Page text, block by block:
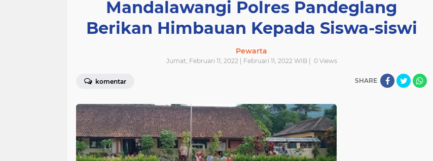
Mandalawangi Polres Pandeglang
Berikan Himbauan Kepada Siswa-siswi
Pewarta
Jumat, Februari 11, 2022 | Februari 11, 2022 WIB | 0Views
komentar SHARE